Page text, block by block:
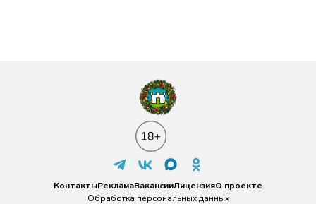
КонтактыРекламаВакансииЛицензияО проекте
Обработка персональных данных